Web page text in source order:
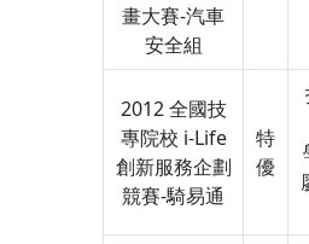
畫大賽-汽車
安全組
2012 全國技
專院校 i-Life
創新服務企劃
競賽-騎易通
特
優